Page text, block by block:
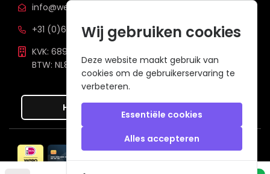
info@welzh.nl
+31 (0)6 26 51 83 20
KVK: 68977387
BTW: NL857672988B01
Hier de overeenkomst ontbinden
Veilig betalen met
Wij gebruiken cookies
Deze website maakt gebruik van
cookies om de gebruikerservaring te
verbeteren.
Essentiële cookies
Alles accepteren